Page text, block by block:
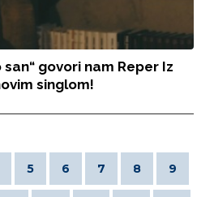
san“ govori nam Reper Iz
singlom!
5 6 7 8 9